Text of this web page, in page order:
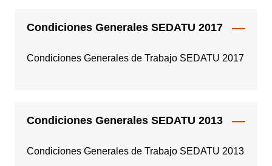
Condiciones Generales SEDATU 2017
Condiciones Generales de Trabajo SEDATU 2017
Condiciones Generales SEDATU 2013
Condiciones Generales de Trabajo SEDATU 2013